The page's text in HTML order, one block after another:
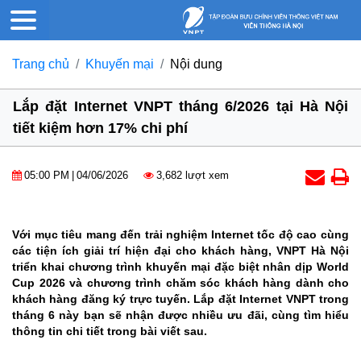
Trang chủ Khuyến mại Nội dung
Lắp đặt Internet VNPT tháng 6/2026 tại Hà Nội
tiết kiệm hơn 17% chi phí
05:00 PM 04/06/2026 3,682 lượt xem
Với mục tiêu mang đến trải nghiệm Internet tốc độ cao cùng
các tiện ích giải trí hiện đại cho khách hàng, VNPT Hà Nội
triển khai chương trình khuyến mại đặc biệt nhân dịp World
Cup 2026 và chương trình chăm sóc khách hàng dành cho
khách hàng đăng ký trực tuyến. Lắp đặt Internet VNPT trong
tháng 6 này bạn sẽ nhận được nhiều ưu đãi, cùng tìm hiểu
thông tin chi tiết trong bài viết sau.